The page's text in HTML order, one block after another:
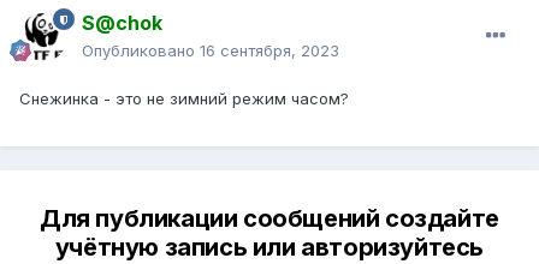
S@chok
Опубликовано 16 сентября, 2023
Снежинка - это не зимний режим часом?
Для публикации сообщений создайте
учётную запись или авторизуйтесь